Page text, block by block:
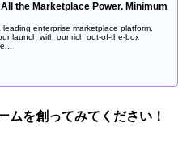
the Marketplace Power. Minimum
leading enterprise marketplace platform.
launch with our rich out-of-the-box
ムを創ってみてください！